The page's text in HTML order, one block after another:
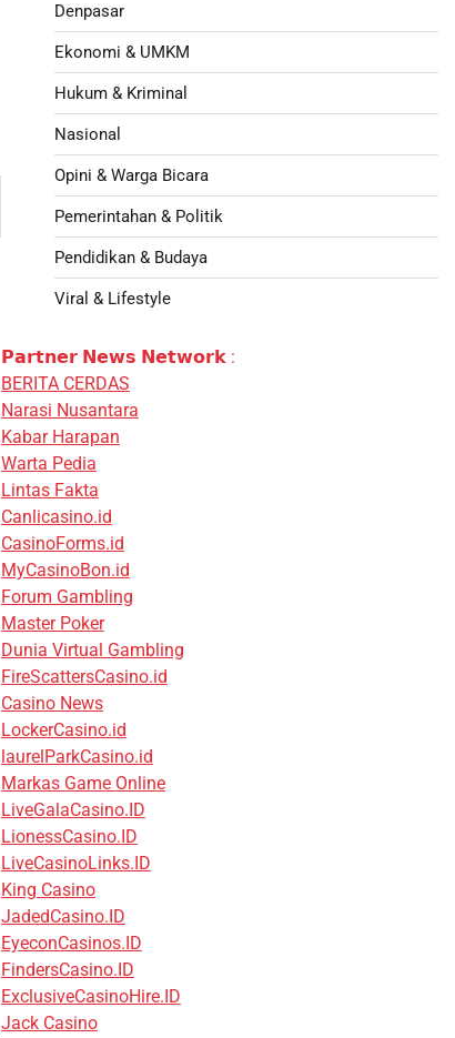
Denpasar
Ekonomi & UMKM
Hukum & Kriminal
Nasional
Opini & Warga Bicara
Pemerintahan & Politik
Pendidikan & Budaya
Viral & Lifestyle
𝗣𝗮𝗿𝘁𝗻𝗲𝗿 𝗡𝗲𝘄𝘀 𝗡𝗲𝘁𝘄𝗼𝗿𝗸 :
BERITA CERDAS
Narasi Nusantara
Kabar Harapan
Warta Pedia
Lintas Fakta
Canlicasino.id
CasinoForms.id
MyCasinoBon.id
Forum Gambling
Master Poker
Dunia Virtual Gambling
FireScattersCasino.id
Casino News
LockerCasino.id
laurelParkCasino.id
Markas Game Online
LiveGalaCasino.ID
LionessCasino.ID
LiveCasinoLinks.ID
King Casino
JadedCasino.ID
EyeconCasinos.ID
FindersCasino.ID
ExclusiveCasinoHire.ID
Jack Casino